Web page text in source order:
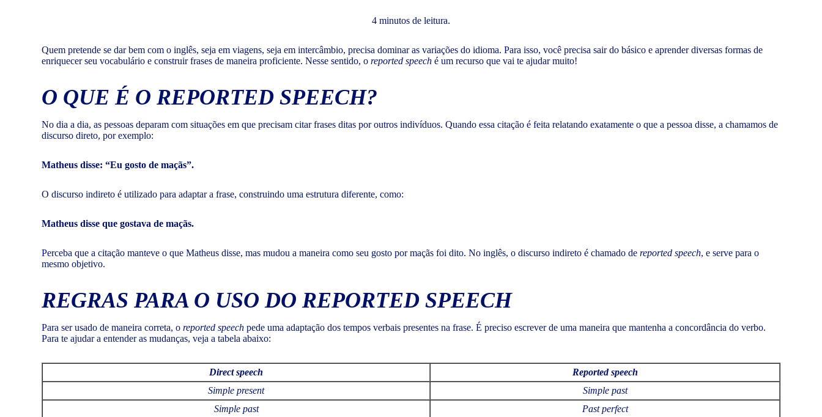
4 minutos de leitura.
Quem pretende se dar bem com o inglês, seja em viagens, seja em intercâmbio, precisa dominar as variações do idioma. Para isso, você precisa sair do básico e aprender diversas formas de
enriquecer seu vocabulário e construir frases de maneira proficiente. Nesse sentido, o reported speech é um recurso que vai te ajudar muito!
O QUE É O REPORTED SPEECH?
No dia a dia, as pessoas deparam com situações em que precisam citar frases ditas por outros indivíduos. Quando essa citação é feita relatando exatamente o que a pessoa disse, a chamamos de
discurso direto, por exemplo:
Matheus disse: “Eu gosto de maçãs”.
O discurso indireto é utilizado para adaptar a frase, construindo uma estrutura diferente, como:
Matheus disse que gostava de maçãs.
Perceba que a citação manteve o que Matheus disse, mas mudou a maneira como seu gosto por maçãs foi dito. No inglês, o discurso indireto é chamado de reported speech, e serve para o
mesmo objetivo.
REGRAS PARA O USO DO REPORTED SPEECH
Para ser usado de maneira correta, o reported speech pede uma adaptação dos tempos verbais presentes na frase. É preciso escrever de uma maneira que mantenha a concordância do verbo.
Para te ajudar a entender as mudanças, veja a tabela abaixo:
Direct speech
Reported speech
Simple present
Simple past
Simple past
Past perfect